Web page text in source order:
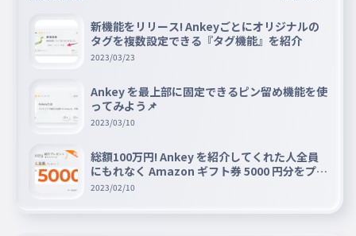
新機能をリリース! Ankeyごとにオリジナルの
タグを複数設定できる『タグ機能』を紹介
2023/03/23
Ankey を最上部に固定できるピン留め機能を使
ってみよう📌
2023/03/10
総額100万円! Ankey を紹介してくれた人全員
にもれなく Amazon ギフト券 5000 円分をプレ
ゼントキャンペーン!!
2023/02/10